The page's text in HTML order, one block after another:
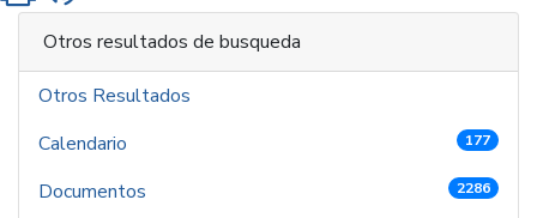
Otros resultados de busqueda
Otros Resultados
Calendario
177
Documentos 2286